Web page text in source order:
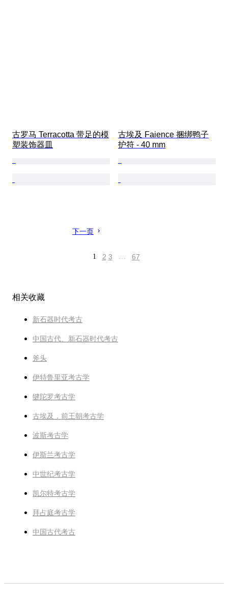
古罗马 Terracotta 带足的模
塑装饰器皿
古埃及 Faience 捆绑鸭子
护符 - 40 mm
下一页
1 2 3 … 67
相关收藏
新石器时代考古
中国古代、新石器时代考古
斧头
伊特鲁里亚考古学
犍陀罗考古学
古埃及，前王朝考古学
波斯考古学
伊斯兰考古学
中世纪考古学
凯尔特考古学
拜占庭考古学
中国古代考古